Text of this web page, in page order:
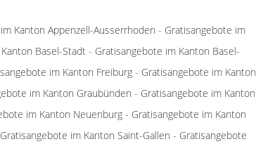
Kanton Appenzell-Ausserrhoden - Gratisangebote im
Basel-Stadt - Gratisangebote im Kanton Basel-
im Kanton Freiburg - Gratisangebote im Kanton
im Kanton Graubünden - Gratisangebote im Kanton
im Kanton Neuenburg - Gratisangebote im Kanton
Gratisangebote im Kanton Saint-Gallen - Gratisangebote